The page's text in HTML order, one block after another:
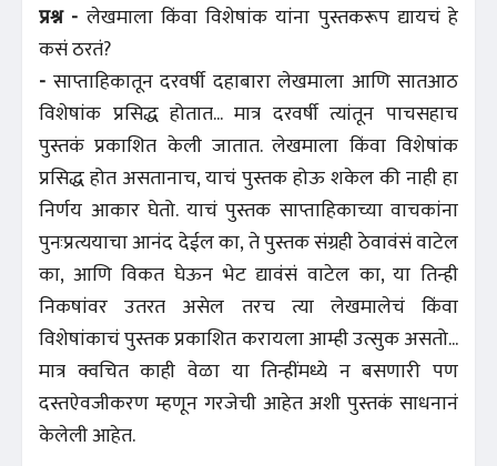
प्रश्न - लेखमाला किंवा विशेषांक यांना पुस्तकरूप द्यायचं हे
कसं ठरतं?
- साप्ताहिकातून दरवर्षी दहाबारा लेखमाला आणि सातआठ
विशेषांक प्रसिद्ध होतात... मात्र दरवर्षी त्यांतून पाचसहाच
पुस्तकं प्रकाशित केली जातात. लेखमाला किंवा विशेषांक
प्रसिद्ध होत असतानाच, याचं पुस्तक होऊ शकेल की नाही हा
निर्णय आकार घेतो. याचं पुस्तक साप्ताहिकाच्या वाचकांना
पुनःप्रत्ययाचा आनंद देईल का, ते पुस्तक संग्रही ठेवावंसं वाटेल
का, आणि विकत घेऊन भेट द्यावंसं वाटेल का, या तिन्ही
निकषांवर उतरत असेल तरच त्या लेखमालेचं किंवा
विशेषांकाचं पुस्तक प्रकाशित करायला आम्ही उत्सुक असतो...
मात्र क्वचित काही वेळा या तिन्हींमध्ये न बसणारी पण
दस्तऐवजीकरण म्हणून गरजेची आहेत अशी पुस्तकं साधनानं
केलेली आहेत.